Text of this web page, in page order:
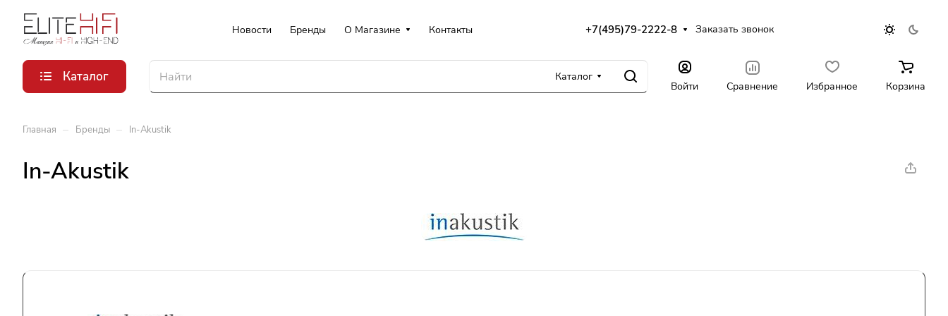
Новости Бренды О Магазине Контакты +7(495)79-2222-8 Заказать звонок
Каталог Каталог
Войти Сравнение Избранное Корзина
Главная – Бренды – In-Akustik
In-Akustik